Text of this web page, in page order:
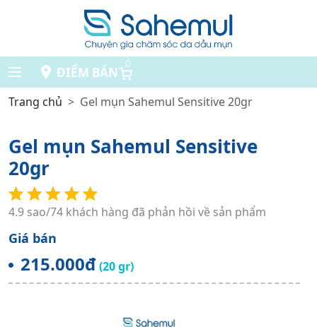
ĐIỂM BÁN
0
Trang chủ Gel mụn Sahemul Sensitive 20gr
Gel mụn Sahemul Sensitive
20gr
4.9 sao/74 khách hàng đã phản hồi về sản phẩm
Giá bán
215.000đ(20 gr)